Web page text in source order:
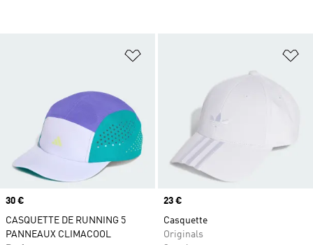
Ajouter à la Liste de produits
Prix
30 €
CASQUETTE DE RUNNING 5
PANNEAUX CLIMACOOL
Prix
23 €
Casquette
Originals